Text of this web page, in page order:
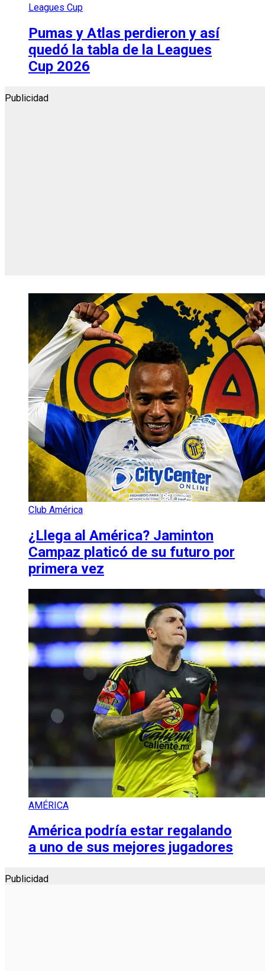
Leagues Cup
Pumas y Atlas perdieron y así
quedó la tabla de la Leagues
Cup 2026
Publicidad
Club América
¿Llega al América? Jaminton
Campaz platicó de su futuro por
primera vez
AMÉRICA
América podría estar regalando
a uno de sus mejores jugadores
Publicidad